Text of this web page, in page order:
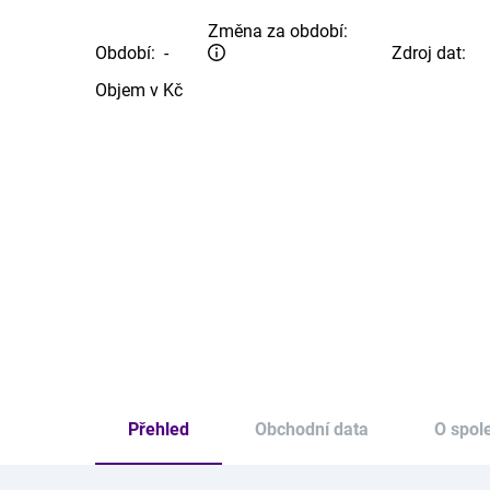
Období: -
Změna za období:
Zdroj dat:
Objem v Kč
Přehled Obchodní data O